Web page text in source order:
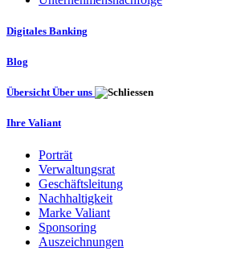
Digitales Banking
Blog
Übersicht Über uns
Ihre Valiant
Porträt
Verwaltungsrat
Geschäftsleitung
Nachhaltigkeit
Marke Valiant
Sponsoring
Auszeichnungen